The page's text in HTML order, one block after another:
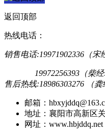
返回顶部
热线电话：
销售电话:19971902336（宋
19972256393（柴经
售后热线:18986303276 （龚
邮箱：
地址：襄阳市高新区
网址：www.hbjddq.net